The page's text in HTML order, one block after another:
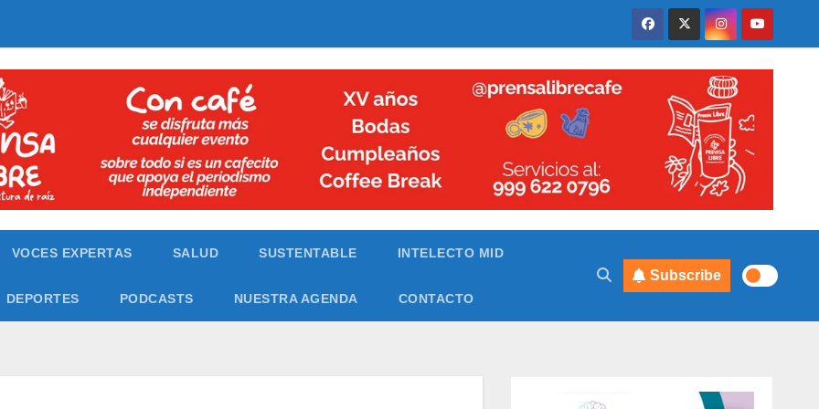
VOCES EXPERTAS SALUD SUSTENTABLE INTELECTO MID
DEPORTES PODCASTS NUESTRA AGENDA CONTACTO
Subscribe